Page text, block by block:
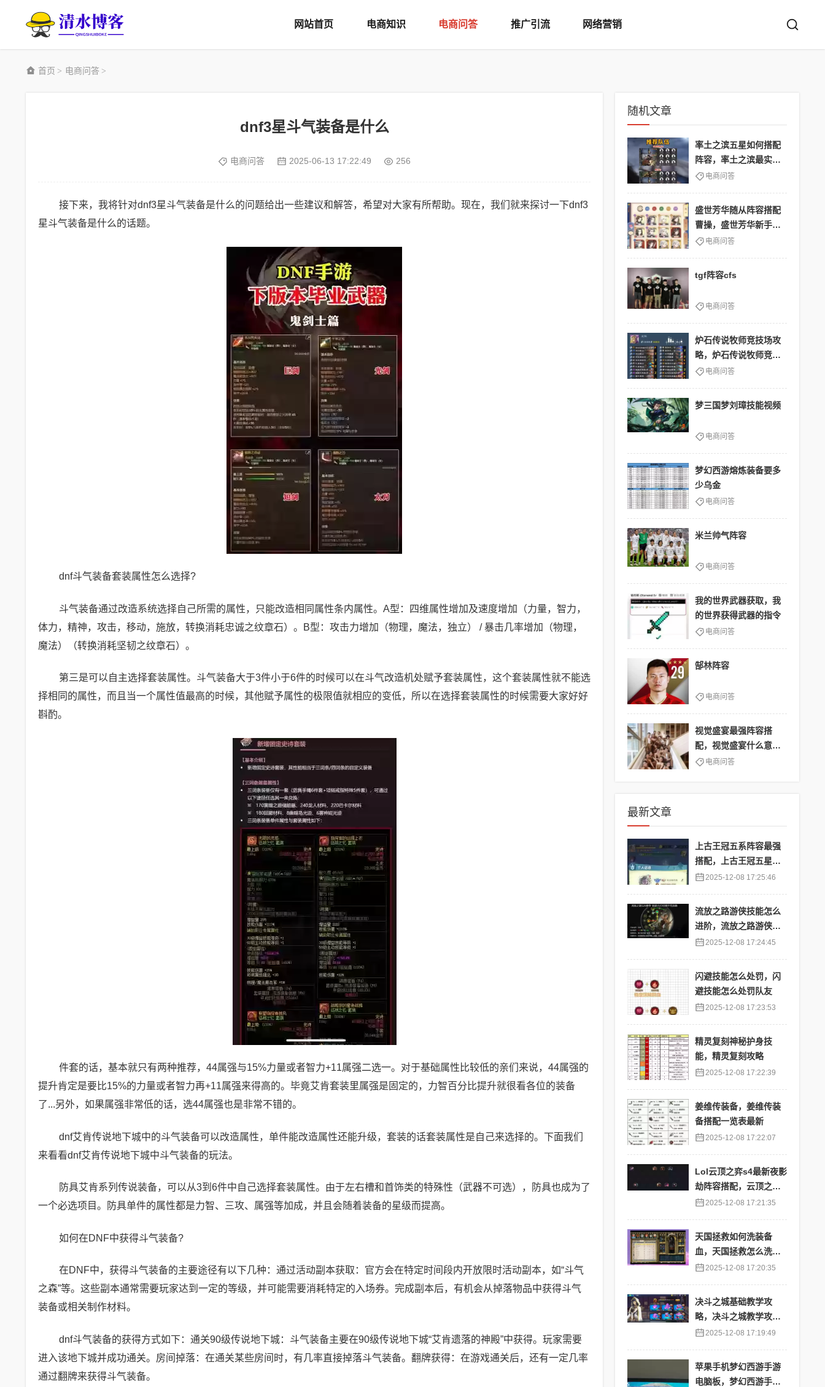
网站首页 电商知识 电商问答 推广引流 网络营销
首页 > 电商问答 >
dnf3星斗气装备是什么
电商问答 2025-06-13 17:22:49 256
接下来，我将针对dnf3星斗气装备是什么的问题给出一些建议和解答，希望对大家有所帮助。现在，我们就来探讨一下dnf3
星斗气装备是什么的话题。
dnf斗气装备套装属性怎么选择?
斗气装备通过改造系统选择自己所需的属性，只能改造相同属性条内属性。A型：四维属性增加及速度增加（力量，智力，
体力，精神，攻击，移动，施放，转换消耗忠诚之纹章石）。B型：攻击力增加（物理，魔法，独立） / 暴击几率增加（物理，
魔法）（转换消耗坚韧之纹章石）。
第三是可以自主选择套装属性。斗气装备大于3件小于6件的时候可以在斗气改造机处赋予套装属性，这个套装属性就不能选
择相同的属性，而且当一个属性值最高的时候，其他赋予属性的极限值就相应的变低，所以在选择套装属性的时候需要大家好好
斟酌。
件套的话，基本就只有两种推荐，44属强与15%力量或者智力+11属强二选一。对于基础属性比较低的亲们来说，44属强的
提升肯定是要比15%的力量或者智力再+11属强来得高的。毕竟艾肯套装里属强是固定的，力智百分比提升就很看各位的装备
了...另外，如果属强非常低的话，选44属强也是非常不错的。
dnf艾肯传说地下城中的斗气装备可以改造属性，单件能改造属性还能升级，套装的话套装属性是自己来选择的。下面我们
来看看dnf艾肯传说地下城中斗气装备的玩法。
防具艾肯系列传说装备，可以从3到6件中自己选择套装属性。由于左右槽和首饰类的特殊性（武器不可选），防具也成为了
一个必选项目。防具单件的属性都是力智、三攻、属强等加成，并且会随着装备的星级而提高。
如何在DNF中获得斗气装备?
在DNF中，获得斗气装备的主要途径有以下几种：通过活动副本获取：官方会在特定时间段内开放限时活动副本，如“斗气
之森”等。这些副本通常需要玩家达到一定的等级，并可能需要消耗特定的入场券。完成副本后，有机会从掉落物品中获得斗气
装备或相关制作材料。
dnf斗气装备的获得方式如下：通关90级传说地下城：斗气装备主要在90级传说地下城“艾肯遗落的神殿”中获得。玩家需要
进入该地下城并成功通关。房间掉落：在通关某些房间时，有几率直接掉落斗气装备。翻牌获得：在游戏通关后，还有一定几率
通过翻牌来获得斗气装备。
随机文章
率土之滨五星如何搭配
阵容，率土之滨最实用
的五星战法
电商问答
盛世芳华随从阵容搭配
曹操，盛世芳华新手随
从阵容
电商问答
tgf阵容cfs
电商问答
炉石传说牧师竞技场攻
略，炉石传说牧师竞技
场攻略图
电商问答
梦三国梦刘璋技能视频
电商问答
梦幻西游熔炼装备要多
少乌金
电商问答
米兰帅气阵容
电商问答
我的世界武器获取，我
的世界获得武器的指令
电商问答
郜林阵容
电商问答
视觉盛宴最强阵容搭
配，视觉盛宴什么意思
啊 电商问答
最新文章
上古王冠五系阵容最强
搭配，上古王冠五星排
行 2025-12-08 17:25:46
流放之路游侠技能怎么
进阶，流放之路游侠技
能怎么进阶的
2025-12-08 17:24:45
闪避技能怎么处罚，闪
避技能怎么处罚队友
2025-12-08 17:23:53
精灵复刻神秘护身技
能，精灵复刻攻略
2025-12-08 17:22:39
姜维传装备，姜维传装
备搭配一览表最新
2025-12-08 17:22:07
Lol云顶之弈s4最新夜影
劫阵容搭配，云顶之奕
夜影劫阵容
2025-12-08 17:21:35
天国拯救如何洗装备
血，天国拯救怎么洗衣
服 2025-12-08 17:20:35
决斗之城基础教学攻
略，决斗之城教学攻略2
1112025-12-08 17:19:49
苹果手机梦幻西游手游
电脑板，梦幻西游手游